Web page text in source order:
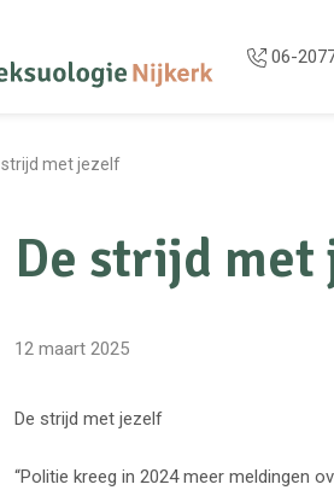
gaan
06-
strijd met jezelf
De strijd met
12 maart 2025
De strijd met jezelf
“Politie kreeg in 2024 meer meldingen